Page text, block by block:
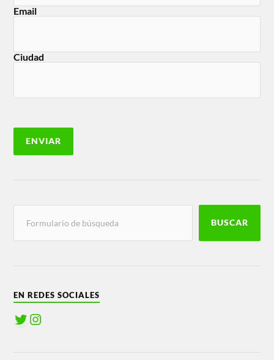
Email
Ciudad
BUSCAR
EN REDES SOCIALES